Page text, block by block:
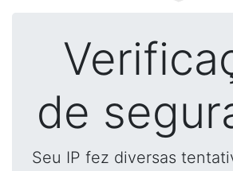
de
Seu IP fez diversas